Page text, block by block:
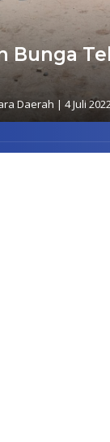
Bunga
Daerah | 4 Juli